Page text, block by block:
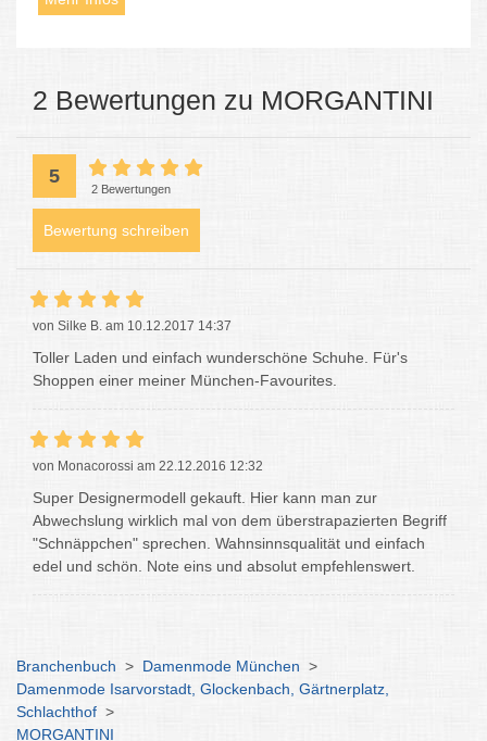
2 Bewertungen zu MORGANTINI
5
2 Bewertungen
Bewertung schreiben
von Silke B. am 10.12.2017 14:37
Toller Laden und einfach wunderschöne Schuhe. Für's
Shoppen einer meiner München-Favourites.
von Monacorossi am 22.12.2016 12:32
Super Designermodell gekauft. Hier kann man zur
Abwechslung wirklich mal von dem überstrapazierten Begriff
"Schnäppchen" sprechen. Wahnsinnsqualität und einfach
edel und schön. Note eins und absolut empfehlenswert.
Branchenbuch > Damenmode München >
Damenmode Isarvorstadt, Glockenbach, Gärtnerplatz,
Schlachthof >
MORGANTINI